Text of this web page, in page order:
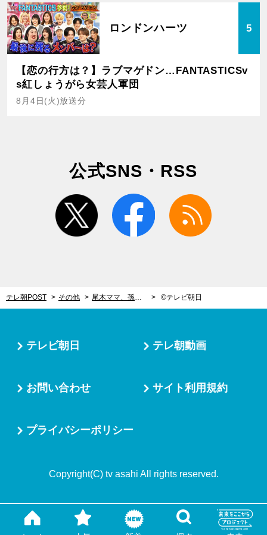
ロンドンハーツ 5
【恋の行方は？】ラブマゲドン…FANTASTICSv
s紅しょうがら女芸人軍団
8月4日(火)放送分
公式SNS・RSS
twitter facebook
テレ朝POST その他 尾木ママ、孫に「ばあば」と呼ばせようとするも妻に断固拒否される ©テレビ朝日
テレビ朝日 テレ朝動画
お問い合わせ サイト利用規約
プライバシーポリシー
Copyright(C) tv asahi All rights reserved.